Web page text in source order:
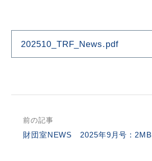
202510_TRF_News.pdf
前の記事
財団室NEWS 2025年9月号 : 2MB
HOME
イ